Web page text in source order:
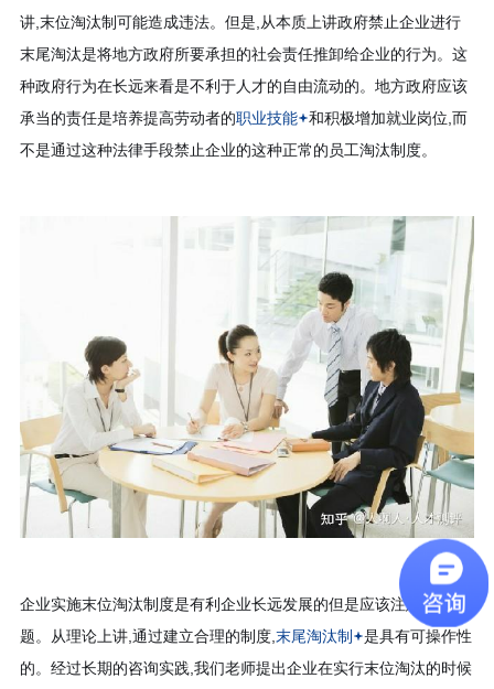
讲,末位淘汰制可能造成违法。但是,从本质上讲政府禁止企业进行
末尾淘汰是将地方政府所要承担的社会责任推卸给企业的行为。这
种政府行为在长远来看是不利于人才的自由流动的。地方政府应该
承当的责任是培养提高劳动者的职业技能
和积极增加就业岗位,而
不是通过这种法律手段禁止企业的这种正常的员工淘汰制度。
企业实施末位淘汰制度是有利企业长远发展的但是应该注意一些问
题。从理论上讲,通过建立合理的制度, 末尾淘汰制
是具有可操作性
的。经过长期的咨询实践,我们老师提出企业在实行末位淘汰的时候